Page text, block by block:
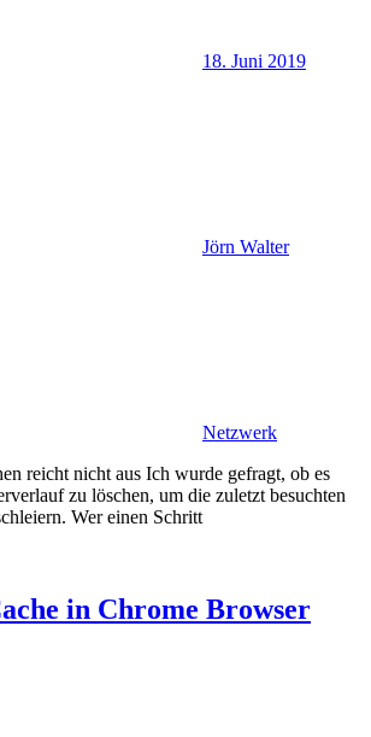
18. Juni 2019
Jörn Walter
Netzwerk
reicht nicht aus Ich wurde gefragt, ob es
zu löschen, um die zuletzt besuchten
Wer einen Schritt
in Chrome Browser